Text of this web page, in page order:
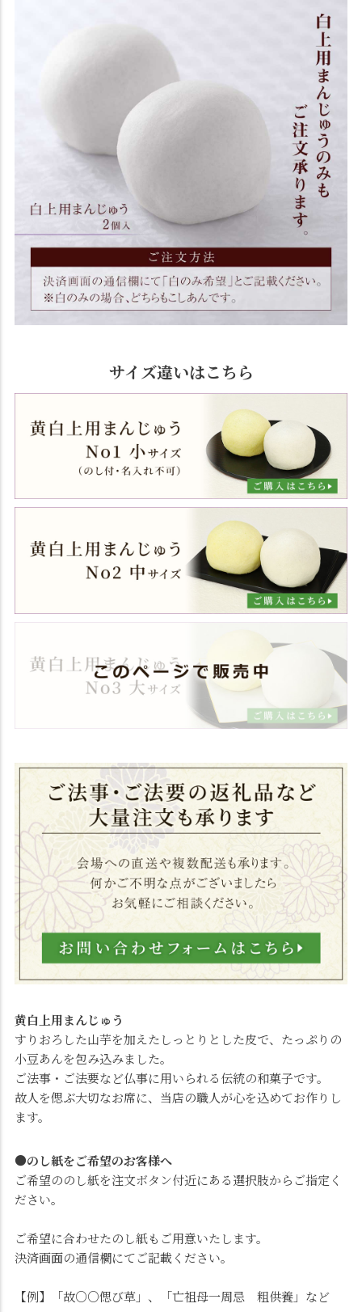
サイズ違いはこちら
黄白上用まんじゅう
すりおろした山芋を加えたしっとりとした皮で、たっぷりの
小豆あんを包み込みました。
ご法事・ご法要など仏事に用いられる伝統の和菓子です。
故人を偲ぶ大切なお席に、当店の職人が心を込めてお作りし
ます。
●のし紙をご希望のお客様へ
ご希望ののし紙を注文ボタン付近にある選択肢からご指定く
ださい。
ご希望に合わせたのし紙もご用意いたします。
決済画面の通信欄にてご記載ください。
【例】「故○○偲び草」、「亡祖母一周忌 粗供養」など